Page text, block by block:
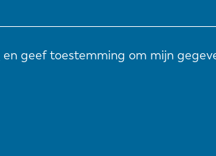
en geef toestemming om mijn